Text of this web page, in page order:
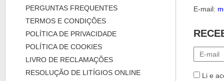
PERGUNTAS FREQUENTES
TERMOS E CONDIÇÕES
POLÍTICA DE PRIVACIDADE
POLÍTICA DE COOKIES
LIVRO DE RECLAMAÇÕES
RESOLUÇÃO DE LITÍGIOS ONLINE
E-mail:
Li e